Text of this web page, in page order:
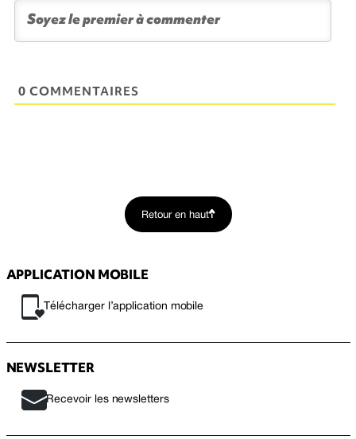
0 COMMENTAIRES
Retour en haut
APPLICATION MOBILE
Télécharger l’application mobile
NEWSLETTER
Recevoir les newsletters